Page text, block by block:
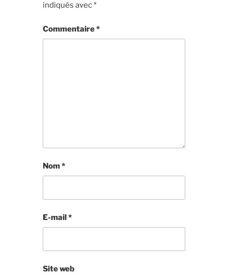
indiqués avec*
Commentaire*
Nom*
E-mail*
Site web